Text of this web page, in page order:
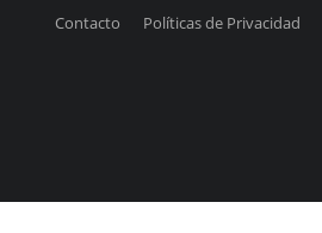
Contacto Políticas de Privacidad